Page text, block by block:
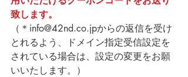
致します。
（＊info@42nd.co.jpからの返信を受け
とれるよう、ドメイン指定受信設定を
されている場合は、設定の変更をお願
いいたします。）